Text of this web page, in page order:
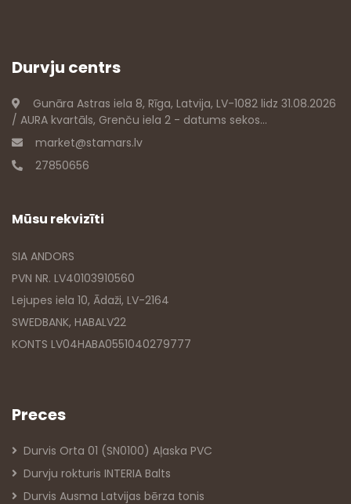
Durvju centrs
Gunāra Astras iela 8, Rīga, Latvija, LV-1082 lidz 31.08.2026
/ AURA kvartāls, Grenču iela 2 - datums sekos...
market@stamars.lv
27850656
Mūsu rekvizīti
SIA ANDORS
PVN NR. LV40103910560
Lejupes iela 10, Ādaži, LV-2164
SWEDBANK, HABALV22
KONTS LV04HABA0551040279777
Preces
Durvis Orta 01 (SN0100) Aļaska PVC
Durvju rokturis INTERIA Balts
Durvis Ausma Latvijas bērza tonis